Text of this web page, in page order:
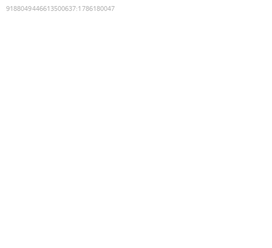
9188049446613500637:1786180047